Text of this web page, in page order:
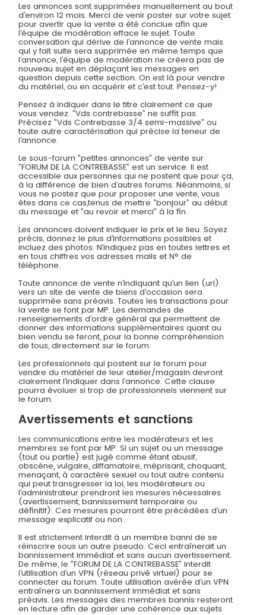
Les annonces sont supprimées manuellement au bout
d’environ 12 mois. Merci de venir poster sur votre sujet
pour avertir que la vente a été conclue afin que
l’équipe de modération efface le sujet. Toute
conversation qui dérive de l’annonce de vente mais
qui y fait suite sera supprimée en même temps que
l’annonce, l’équipe de modération ne créera pas de
nouveau sujet en déplaçant les messages en
question depuis cette section. On est là pour vendre
du matériel, ou en acquérir et c’est tout. Pensez-y!
Pensez à indiquer dans le titre clairement ce que
vous vendez. ”Vds contrebasse” ne suffit pas.
Précisez ”Vds Contrebasse 3/4 semi-massive” ou
toute autre caractérisation qui précise la teneur de
l’annonce.
Le sous-forum ”petites annonces” de vente sur
”FORUM DE LA CONTREBASSE” est un service. Il est
accessible aux personnes qui ne postent que pour ça,
à la différence de bien d’autres forums. Néanmoins, si
vous ne postez que pour proposer une vente, vous
êtes dans ce cas,tenus de mettre ”bonjour” au début
du message et ”au revoir et merci” à la fin.
Les annonces doivent indiquer le prix et le lieu. Soyez
précis, donnez le plus d’informations possibles et
incluez des photos. N’indiquez pas en toutes lettres et
en tous chiffres vos adresses mails et N° de
téléphone.
Toute annonce de vente n’indiquant qu’un lien (url)
vers un site de vente de biens d’occasion sera
supprimée sans préavis. Toutes les transactions pour
la vente se font par MP. Les demandes de
renseignements d’ordre général qui permettent de
donner des informations supplémentaires quant au
bien vendu se feront, pour la bonne compréhension
de tous, directement sur le forum.
Les professionnels qui postent sur le forum pour
vendre du matériel de leur atelier/magasin devront
clairement l’indiquer dans l’annonce. Cette clause
pourra évoluer si trop de professionnels viennent sur
le forum.
Avertissements et sanctions
Les communications entre les modérateurs et les
membres se font par MP. Si un sujet ou un message
(tout ou partie) est jugé comme étant abusif,
obscène, vulgaire, diffamatoire, méprisant, choquant,
menaçant, à caractère sexuel ou tout autre contenu
qui peut transgresser la loi, les modérateurs ou
l’administrateur prendront les mesures nécessaires
(avertissement, bannissement temporaire ou
définitif). Ces mesures pourront être précédées d’un
message explicatif ou non.
Il est strictement interdit à un membre banni de se
réinscrire sous un autre pseudo. Ceci entraînerait un
bannissement immédiat et sans aucun avertissement.
De même, le ”FORUM DE LA CONTREBASSE” interdit
l’utilisation d’un VPN (réseau privé virtuel) pour se
connecter au forum. Toute utilisation avérée d’un VPN
entraînera un bannissement immédiat et sans
préavis. Les messages des membres bannis resteront
en lecture afin de garder une cohérence aux sujets.